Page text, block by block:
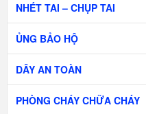
NHÉT TAI – CHỤP TAI
ỦNG BẢO HỘ
DÂY AN TOÀN
PHÒNG CHÁY CHỮA CHÁY